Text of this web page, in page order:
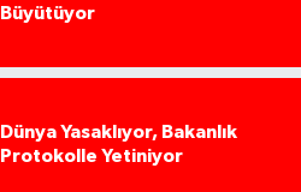
Büyütüyor
Dünya Yasaklıyor, Bakanlık
Protokolle Yetiniyor